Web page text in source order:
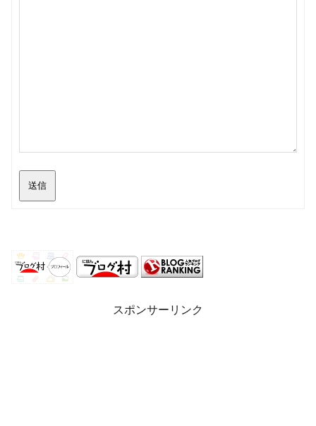
送信
スポンサーリンク